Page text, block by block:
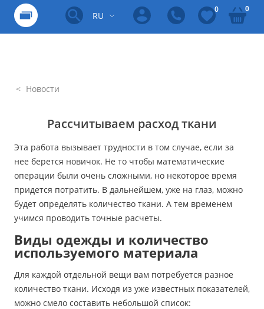
RU
0 0
Новости
Рассчитываем расход ткани
Эта работа вызывает трудности в том случае, если за
нее берется новичок. Не то чтобы математические
операции были очень сложными, но некоторое время
придется потратить. В дальнейшем, уже на глаз, можно
будет определять количество ткани. А тем временем
учимся проводить точные расчеты.
Виды одежды и количество
используемого материала
Для каждой отдельной вещи вам потребуется разное
количество ткани. Исходя из уже известных показателей,
можно смело составить небольшой список: